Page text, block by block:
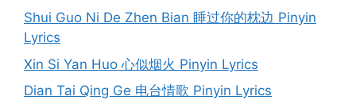
Shui Guo Ni De Zhen Bian 睡过你的枕边 Pinyin
Lyrics
Xin Si Yan Huo 心似烟火 Pinyin Lyrics
Dian Tai Qing Ge 电台情歌 Pinyin Lyrics